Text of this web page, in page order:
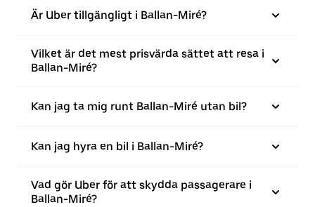
Är Uber tillgängligt i Ballan-Miré?
Vilket är det mest prisvärda sättet att resa i
Ballan-Miré?
Kan jag ta mig runt Ballan-Miré utan bil?
Kan jag hyra en bil i Ballan-Miré?
Vad gör Uber för att skydda passagerare i
Ballan-Miré?